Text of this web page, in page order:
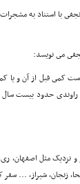
با استناد به
مى نویسد:
اعتماد کرد. به تحقیق که ولادت علاّمه راوندى در حدود
است و مرحوم علاّمه راوندى
مثل اصفهان، رى،
زنجان، شیراز، ...